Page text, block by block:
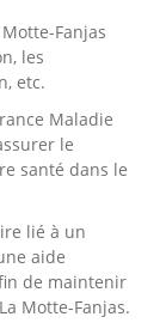
Fanjas
les
etc.
Maladie
le
santé dans le
lié à un
aide
de maintenir
Motte-Fanjas.